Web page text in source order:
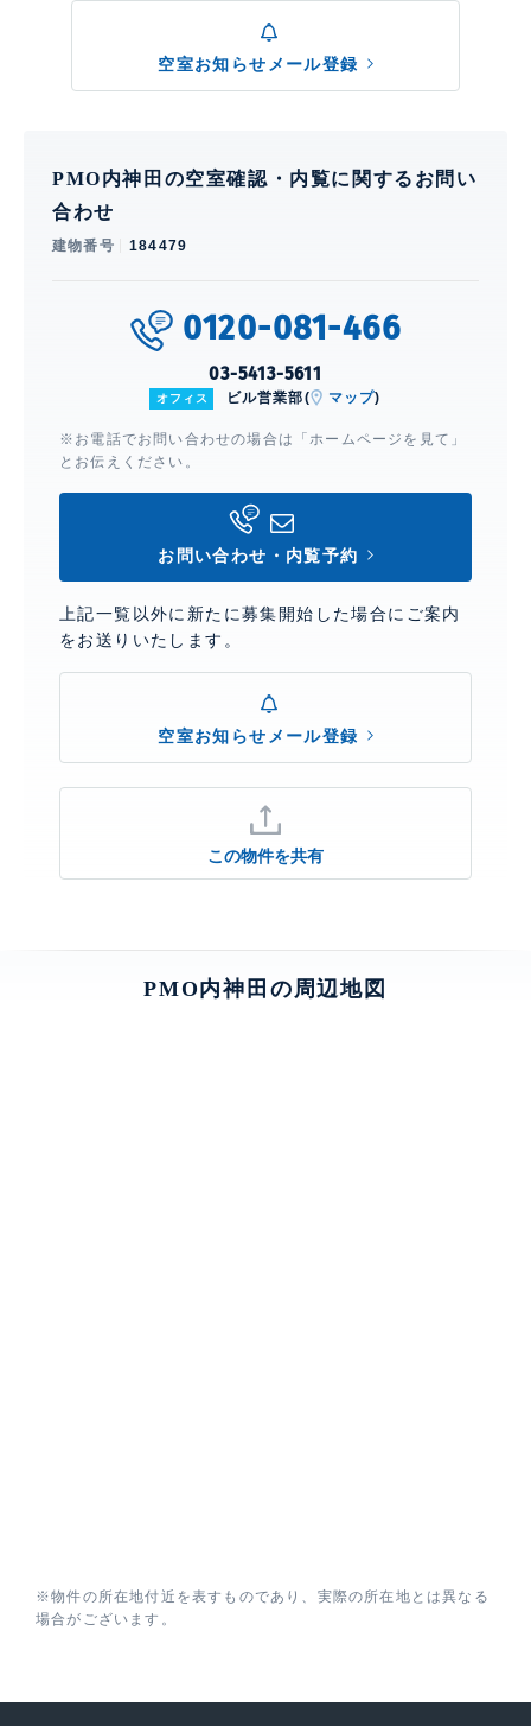
空室お知らせメール登録
PMO内神田の空室確認・内覧に関するお問い
合わせ
建物番号 184479
0120-081-466
03-5413-5611
オフィス ビル営業部( マップ)
※お電話でお問い合わせの場合は「ホームページを見て」
とお伝えください。
お問い合わせ・内覧予約
上記一覧以外に新たに募集開始した場合にご案内
をお送りいたします。
空室お知らせメール登録
この物件を共有
PMO内神田の周辺地図
※物件の所在地付近を表すものであり、実際の所在地とは異なる
場合がございます。